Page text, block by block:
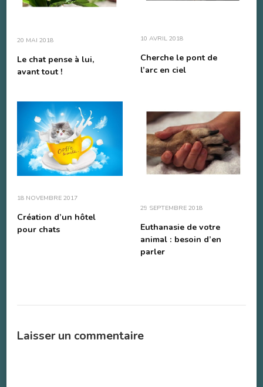
20 MAI 2018
Le chat pense à lui,
avant tout !
10 AVRIL 2018
Cherche le pont de
l’arc en ciel
18 NOVEMBRE 2017
Création d’un hôtel
pour chats
29 SEPTEMBRE 2018
Euthanasie de votre
animal : besoin d’en
parler
Laisser un commentaire